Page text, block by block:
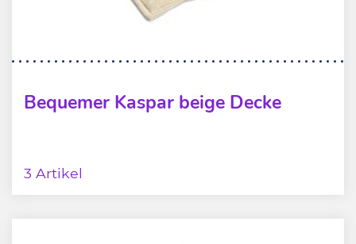
Bequemer Kaspar beige Decke
3 Artikel